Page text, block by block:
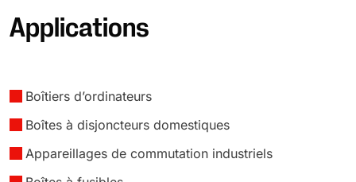
Applications
Boîtiers d’ordinateurs
Boîtes à disjoncteurs domestiques
Appareillages de commutation industriels